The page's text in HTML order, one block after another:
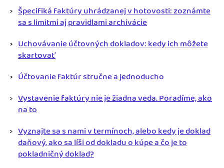
Špecifiká faktúry uhrádzanej v hotovosti: zoznámte
sa s limitmi aj pravidlami archivácie
Uchovávanie účtovných dokladov: kedy ich môžete
skartovať
Účtovanie faktúr stručne a jednoducho
Vystavenie faktúry nie je žiadna veda. Poradíme, ako
na to
Vyznajte sa s nami v termínoch, alebo kedy je doklad
daňový, ako sa líši od dokladu o kúpe a čo je to
pokladničný doklad?